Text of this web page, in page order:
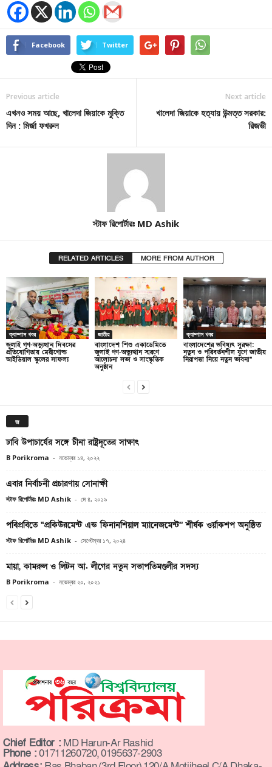
Facebook Twitter
Previous article
এখনও সময় আছে, খালেদা জিয়াকে মুক্তি
দিন : মির্জা ফখরুল
Next article
খালেদা জিয়াকে হত্যায় উন্মত্ত সরকার:
রিজভী
স্টাফ রিপোর্টারঃ MD Ashik
RELATED ARTICLES MORE FROM AUTHOR
ক্যাম্পাস খবর
জুলাই গণ-অভ্যুত্থান দিবসের
প্রতিযোগিতায় মেরীগোল্ড
আইডিয়াল স্কুলের সাফল্য
জাতীয়
বাংলাদেশ শিশু একাডেমিতে
জুলাই গণ-অভ্যুত্থান স্মরণে
আলোচনা সভা ও সাংস্কৃতিক
অনুষ্ঠান
ক্যাম্পাস খবর
বাংলাদেশের ভবিষ্যৎ সুরক্ষা:
নতুন ও পরিবর্তনশীল যুগে জাতীয়
নিরাপত্তা নিয়ে নতুন ভাবনা”
জ
ঢাবি উপাচার্যের সঙ্গে চীনা রাষ্ট্রদূতের সাক্ষাৎ
B Porikroma - নভেম্বর ১৪, ২০২২
এবার নির্বাচনী প্রচারণায় সোনাক্ষী
স্টাফ রিপোর্টারঃ MD Ashik - মে ৪, ২০১৯
পবিপ্রবিতে “প্রকিউরমেন্ট এন্ড ফিনানশিয়াল ম্যানেজমেন্ট’’ শীর্ষক ওর্য়াকশপ অনুষ্ঠিত
স্টাফ রিপোর্টারঃ MD Ashik - সেপ্টেম্বর ১৭, ২০২৪
মায়া, কামরুল ও লিটন আ. লীগের নতুন সভাপতিমণ্ডলীর সদস্য
B Porikroma - নভেম্বর ২০, ২০২১
Chief Editor : MD Harun-Ar Rashid
Phone :01711260720, 0195637-2903